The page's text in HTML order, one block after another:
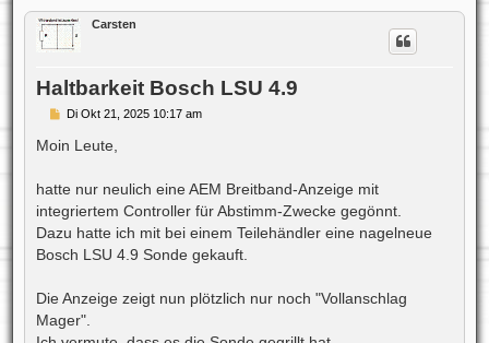
Carsten
Haltbarkeit Bosch LSU 4.9
B
i
t
g
Di Okt 21, 2025 10:17 am
Moin Leute,
hatte nur neulich eine AEM Breitband-Anzeige mit
integriertem Controller für Abstimm-Zwecke gegönnt.
Dazu hatte ich mit bei einem Teilehändler eine nagelneue
Bosch LSU 4.9 Sonde gekauft.
Die Anzeige zeigt nun plötzlich nur noch "Vollanschlag
Mager".